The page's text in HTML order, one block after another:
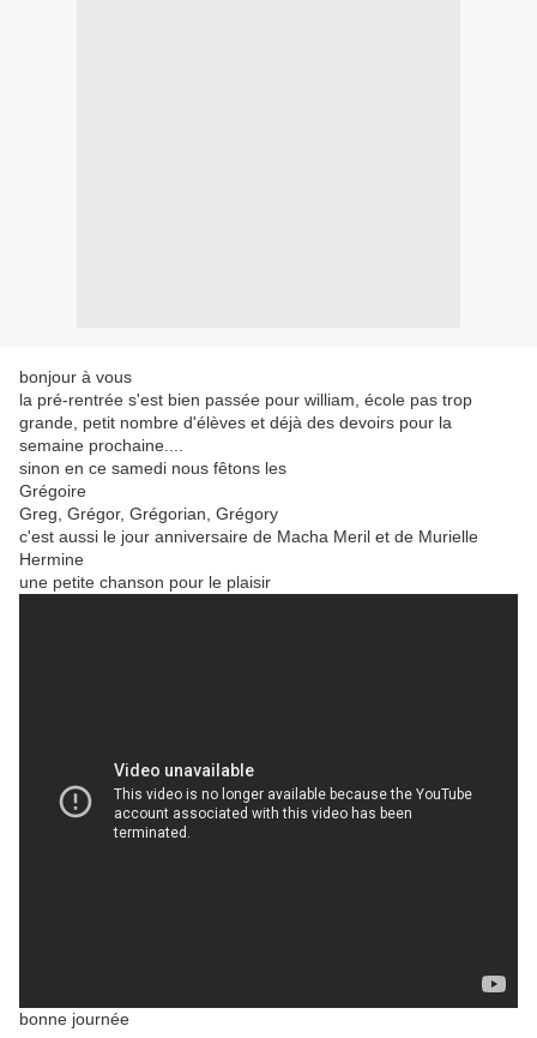
bonjour à vous
la pré-rentrée s'est bien passée pour william, école pas trop
grande, petit nombre d'élèves et déjà des devoirs pour la
semaine prochaine....
sinon en ce samedi nous fêtons les
Grégoire
Greg Grégor, Grégorian Grégory
c'est aussi le jour anniversaire de Macha Meril et de Murielle
Hermine
une petite chanson pour le plaisir
bonne journée